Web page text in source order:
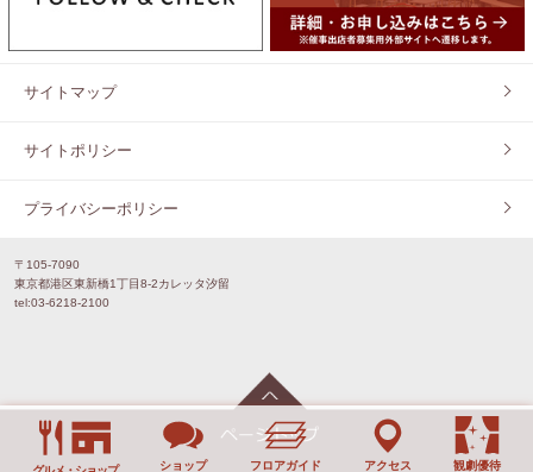
サイトマップ
サイトポリシー
プライバシーポリシー
〒105-7090
東京都港区東新橋1丁目8-2カレッタ汐留
tel:03-6218-2100
ショップ フロアガイド アクセス 観劇優待